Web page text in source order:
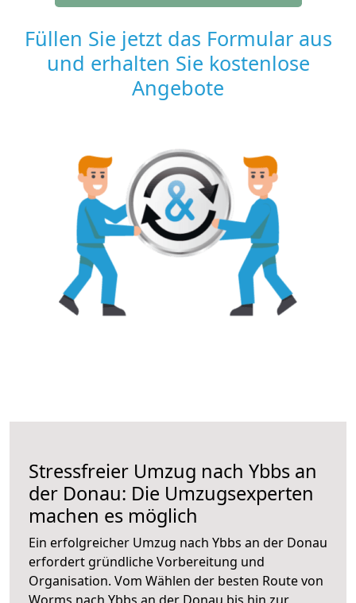
Füllen Sie jetzt das Formular aus
und erhalten Sie kostenlose
Angebote
Stressfreier Umzug nach Ybbs an
der Donau: Die Umzugsexperten
machen es möglich
Ein erfolgreicher Umzug nach Ybbs an der Donau
erfordert gründliche Vorbereitung und
Organisation. Vom Wählen der besten Route von